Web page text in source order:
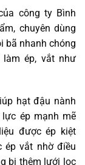
công ty Bình
chuyên dùng
bã nhanh chóng
ép, vắt như
hạt đậu nành
ép mạnh mẽ
được ép kiệt
ép vắt nhờ điều
bị thêm lưới lọc